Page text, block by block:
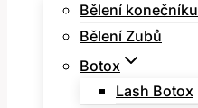
Bělení konečníku
Bělení Zubů
Botox
Lash Botox